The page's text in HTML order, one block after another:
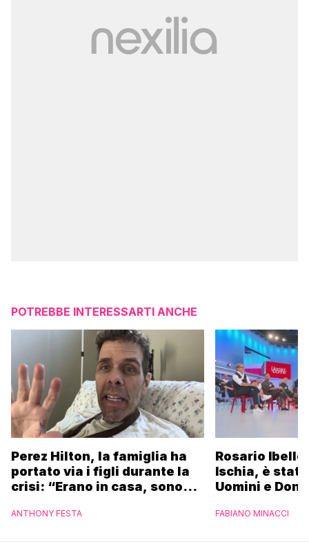
POTREBBE INTERESSARTI ANCHE
Perez Hilton, la famiglia ha
portato via i figli durante la
crisi: “Erano in casa, sono
bambini”
ANTHONY FESTA
Rosario
Ischia, è
Uomini e
riconosciuto”
FABIANO MINACCI